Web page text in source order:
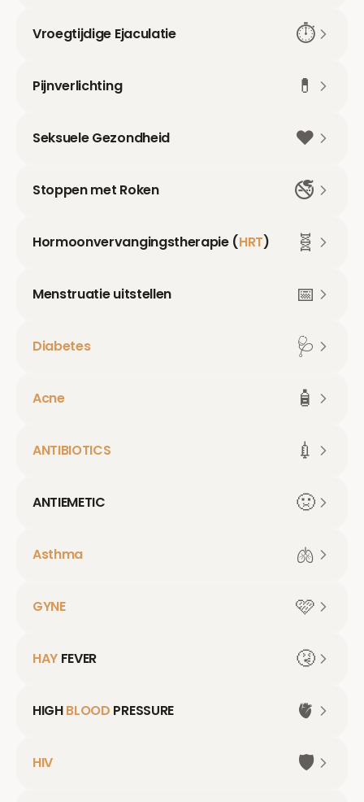
Vroegtijdige Ejaculatie ⏱️
Pijnverlichting 💊
Seksuele Gezondheid ❤️
Stoppen met Roken 🚭
Hormoonvervangingstherapie (HRT) 🧬
Menstruatie uitstellen 📅
Diabetes 🩺
Acne 🧴
ANTIBIOTICS 💉
ANTIEMETIC 🤢
Asthma 🫁
GYNE 🩷
HAY FEVER 🤧
HIGHBLOOD PRESSURE 🫀
HIV
🛡️